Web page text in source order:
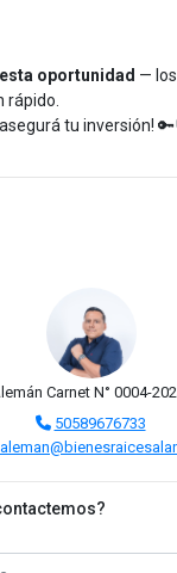
oportunidad —
rápido.
tu inversión!
Carnet N° 0004-
50589676733